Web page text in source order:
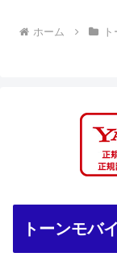
ホーム
トーンモバ